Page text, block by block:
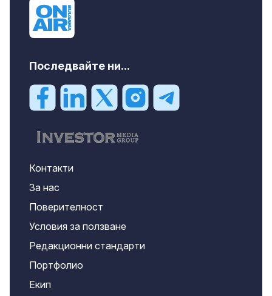
Последвайте ни...
Контакти
За нас
Поверителност
Условия за ползване
Редакционни стандарти
Портфолио
Екип